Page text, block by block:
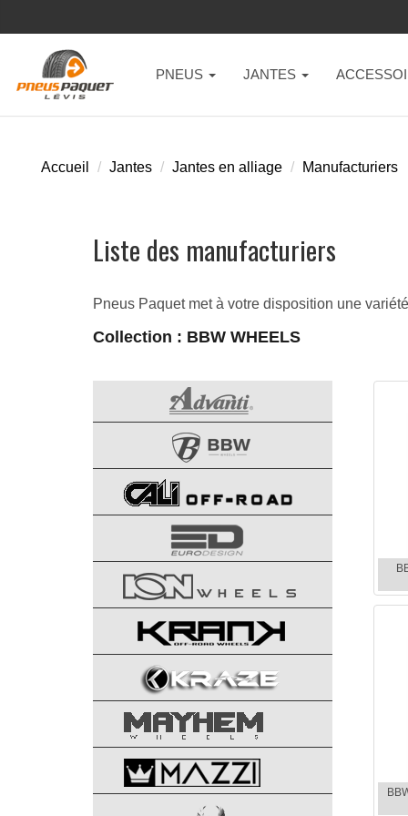
PNEUS JANTES
Accueil Jantes Jantes en alliage Manufacturiers
Liste des manufacturiers
Pneus Paquet met à votre disposition une
Collection : BBW WHEELS